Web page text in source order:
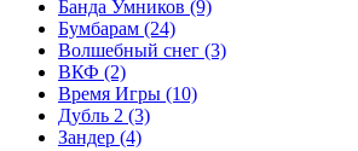
Банда Умников (9)
Бумбарам (24)
Волшебный снег (3)
ВКФ (2)
Время Игры (10)
Дубль 2 (3)
Зандер (4)